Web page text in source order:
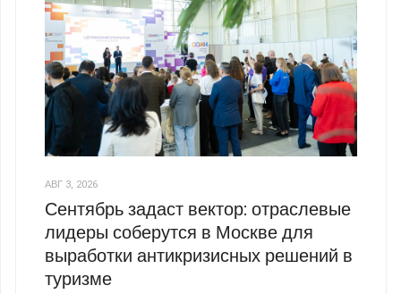
АВГ 3, 2026
Сентябрь задаст вектор: отраслевые
лидеры соберутся в Москве для
выработки антикризисных решений в
туризме